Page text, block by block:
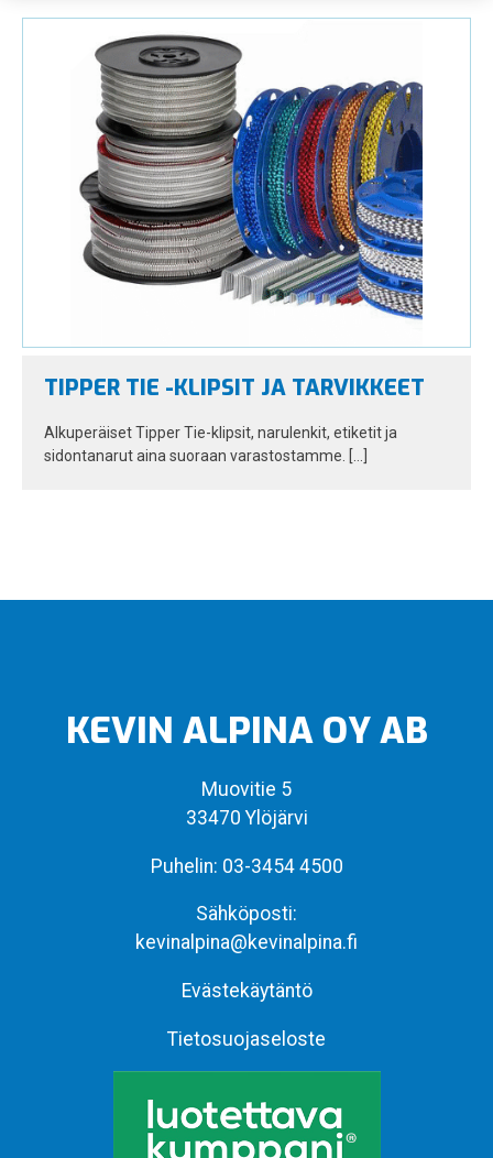
TIPPER TIE -KLIPSIT JA TARVIKKEET
Alkuperäiset Tipper Tie-klipsit, narulenkit, etiketit ja
sidontanarut aina suoraan varastostamme. […]
KEVIN ALPINA OY AB
Muovitie 5
33470 Ylöjärvi
Puhelin: 03-3454 4500
Sähköposti:
kevinalpina@kevinalpina.fi
Evästekäytäntö
Tietosuojaseloste